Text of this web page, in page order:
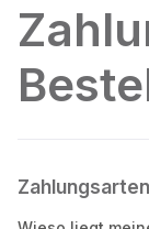
Zahlungsarten